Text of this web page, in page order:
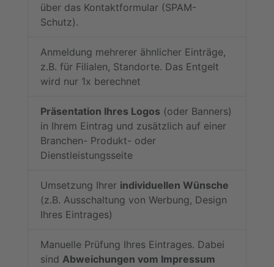
über das Kontaktformular (SPAM-
Schutz).
Anmeldung mehrerer ähnlicher Einträge,
z.B. für Filialen, Standorte. Das Entgelt
wird nur 1x berechnet
Präsentation Ihres Logos (oder Banners)
in Ihrem Eintrag und zusätzlich auf einer
Branchen- Produkt- oder
Dienstleistungsseite
Umsetzung Ihrer individuellen Wünsche
(z.B. Ausschaltung von Werbung, Design
Ihres Eintrages)
Manuelle Prüfung Ihres Eintrages. Dabei
sind Abweichungen vom Impressum